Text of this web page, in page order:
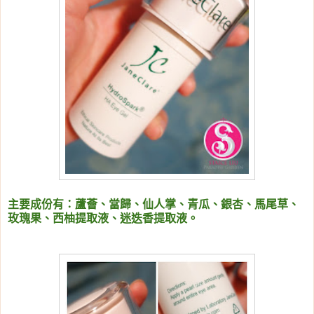
主要成份有： 蘆薈、當歸、仙人掌、青瓜、銀杏、馬尾草、
玫瑰果、西柚提取液、迷迭香提取液。